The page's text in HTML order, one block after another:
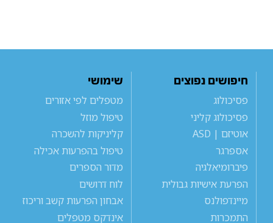
חיפושים נפוצים
פסיכולוג
פסיכולוג קליני
אוטיזם | ASD
אספרגר
פיברומיאלגיה
הפרעת אישיות גבולית
מיינדפולנס
התמכרות
שימושי
מטפלים לפי אזורים
טיפול מוזל
קליניקות להשכרה
טיפול בהפרעות אכילה
מדור הספרים
לוח דרושים
אבחון הפרעות קשב וריכוז
אינדקס מטפלים